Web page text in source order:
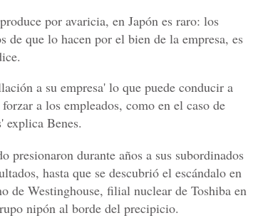
por avaricia, en Japón es raro: los
de que lo hacen por el bien de la empresa, es
a su empresa' lo que puede conducir a
a los empleados, como en el caso de
explica Benes.
presionaron durante años a sus subordinados
hasta que se descubrió el escándalo en
de Westinghouse, filial nuclear de Toshiba en
nipón al borde del precipicio.